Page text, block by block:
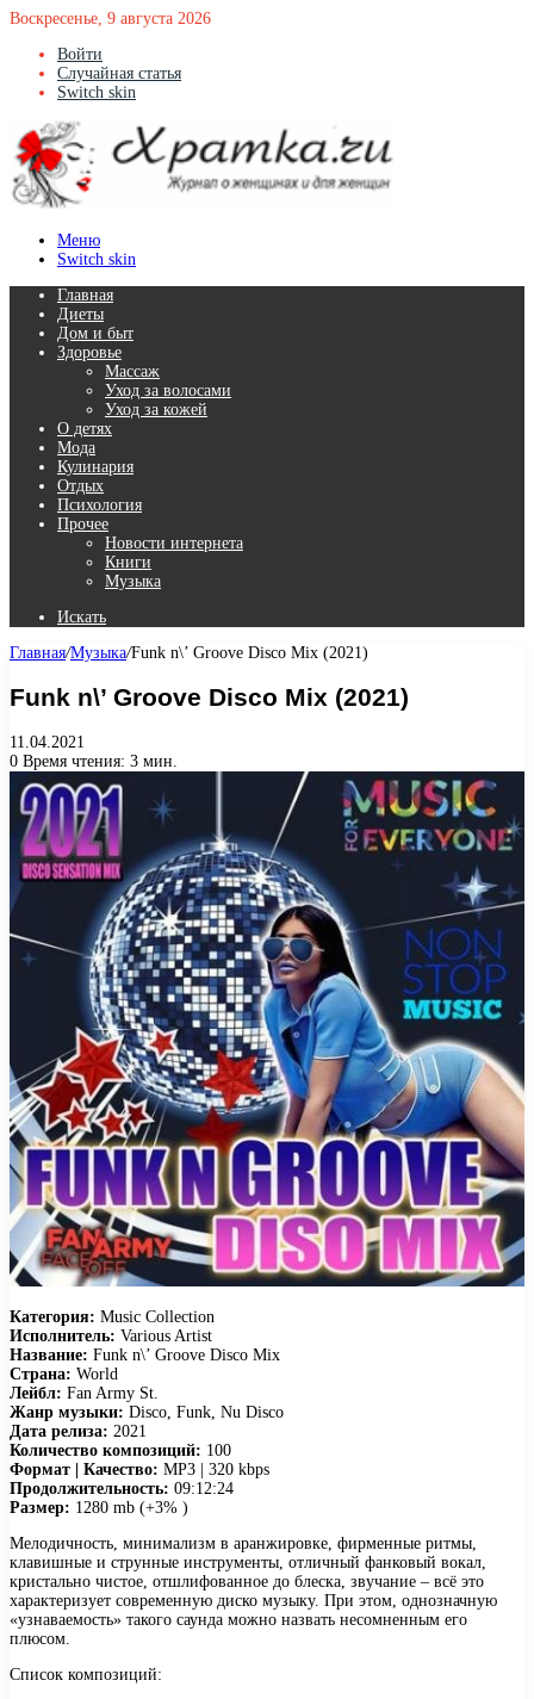
Воскресенье, 9 августа 2026
Войти
Случайная статья
Switch skin
Меню
Switch skin
Главная
Диеты
Дом и быт
Здоровье
Массаж
Уход за волосами
Уход за кожей
О детях
Мода
Кулинария
Отдых
Психология
Прочее
Новости интернета
Книги
Музыка
Искать
Главная/Музыка/Funk n\’ Groove Disco Mix (2021)
Funk n\’ Groove Disco Mix (2021)
11.04.2021
0 Время чтения: 3 мин.
Категория: Music Collection
Исполнитель: Various Artist
Название: Funk n\’ Groove Disco Mix
Страна: World
Лейбл: Fan Army St.
Жанр музыки: Disco, Funk, Nu Disco
Дата релиза: 2021
Количество композиций: 100
Формат | Качество: MP3 | 320 kbps
Продолжительность: 09:12:24
Размер: 1280 mb (+3% )
Мелодичность, минимализм в аранжировке, фирменные ритмы,
клавишные и струнные инструменты, отличный фанковый вокал,
кристально чистое, отшлифованное до блеска, звучание – всё это
характеризует современную диско музыку. При этом, однозначную
«узнаваемость» такого саунда можно назвать несомненным его
плюсом.
Список композиций: